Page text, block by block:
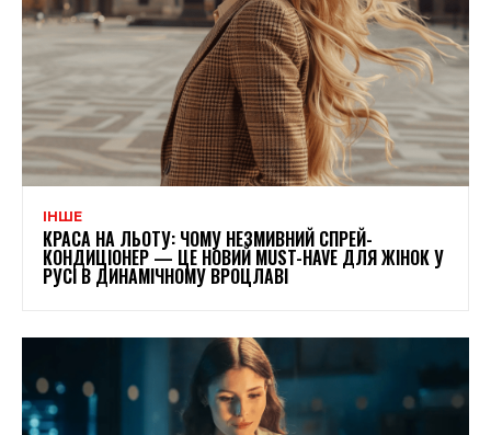
ІНШЕ
КРАСА НА ЛЬОТУ: ЧОМУ НЕЗМИВНИЙ СПРЕЙ-
КОНДИЦІОНЕР — ЦЕ НОВИЙ MUST-HAVE ДЛЯ ЖІНОК У
РУСІ В ДИНАМІЧНОМУ ВРОЦЛАВІ